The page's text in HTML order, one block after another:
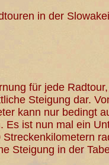
in der
für jede
Steigung dar.
kann nur bedingt
Es ist nun mal ein
Steigung in der